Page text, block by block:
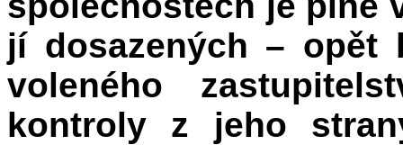
jí dosazených – opět
voleného
kontroly z jeho